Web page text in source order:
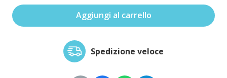
quantità
Aggiungi al carrello
Spedizione veloce